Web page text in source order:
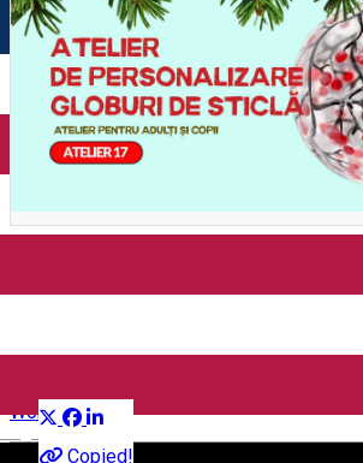
English
GLOBURI DE STICLĂ
Copied!
Workshop